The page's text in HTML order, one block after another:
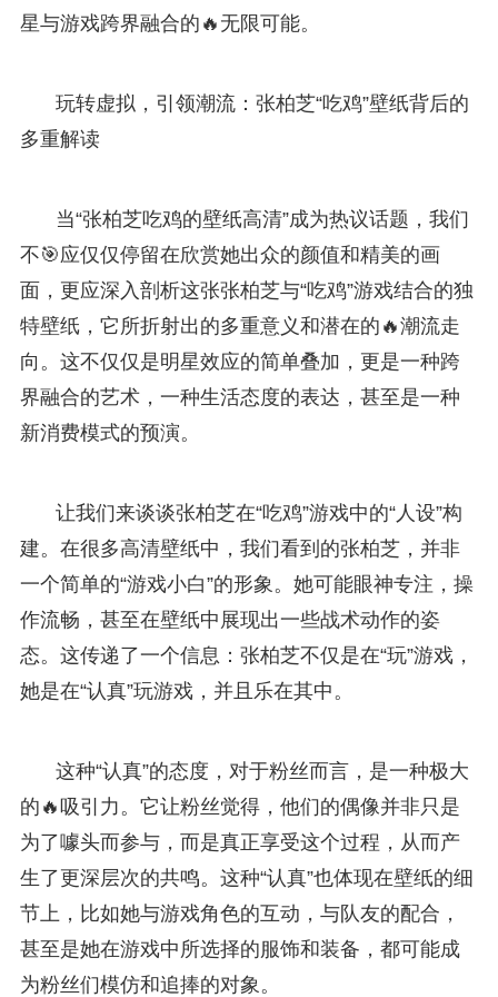
星与游戏跨界融合的🔥无限可能。
玩转虚拟，引领潮流：张柏芝“吃鸡”壁纸背后的
多重解读
当“张柏芝吃鸡的壁纸高清”成为热议话题，我们
不🎯应仅仅停留在欣赏她出众的颜值和精美的画
面，更应深入剖析这张张柏芝与“吃鸡”游戏结合的独
特壁纸，它所折射出的多重意义和潜在的🔥潮流走
向。这不仅仅是明星效应的简单叠加，更是一种跨
界融合的艺术，一种生活态度的表达，甚至是一种
新消费模式的预演。
让我们来谈谈张柏芝在“吃鸡”游戏中的“人设”构
建。在很多高清壁纸中，我们看到的张柏芝，并非
一个简单的“游戏小白”的形象。她可能眼神专注，操
作流畅，甚至在壁纸中展现出一些战术动作的姿
态。这传递了一个信息：张柏芝不仅是在“玩”游戏，
她是在“认真”玩游戏，并且乐在其中。
这种“认真”的态度，对于粉丝而言，是一种极大
的🔥吸引力。它让粉丝觉得，他们的偶像并非只是
为了噱头而参与，而是真正享受这个过程，从而产
生了更深层次的共鸣。这种“认真”也体现在壁纸的细
节上，比如她与游戏角色的互动，与队友的配合，
甚至是她在游戏中所选择的服饰和装备，都可能成
为粉丝们模仿和追捧的对象。